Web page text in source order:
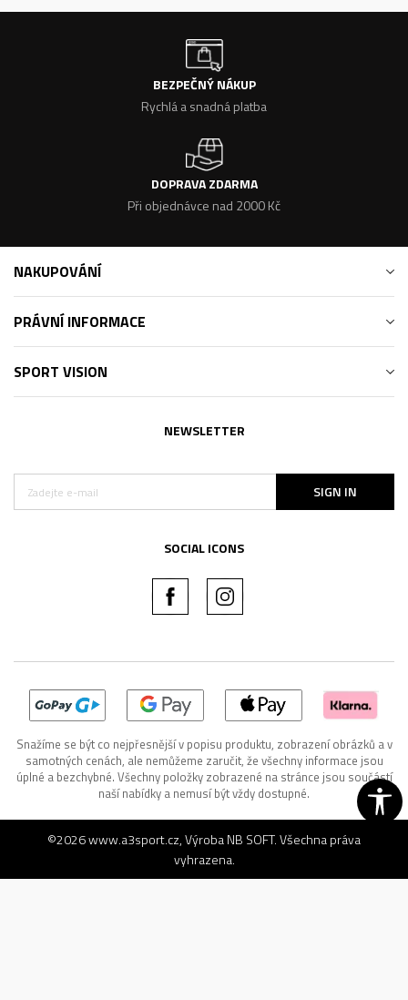
BEZPEČNÝ NÁKUP
Rychlá a snadná platba
DOPRAVA ZDARMA
Při objednávce nad 2000 Kč
NAKUPOVÁNÍ
PRÁVNÍ INFORMACE
SPORT VISION
NEWSLETTER
SIGN IN
SOCIAL ICONS
Snažíme se být co nejpřesnější v popisu produktu, zobrazení obrázků a v
samotných cenách, ale nemůžeme zaručit, že všechny informace jsou
úplné a bezchybné. Všechny položky zobrazené na stránce jsou součástí
naší nabídky a nemusí být vždy dostupné.
©2026www.a3sport.cz, VýrobaNB SOFT. Všechna práva
vyhrazena.